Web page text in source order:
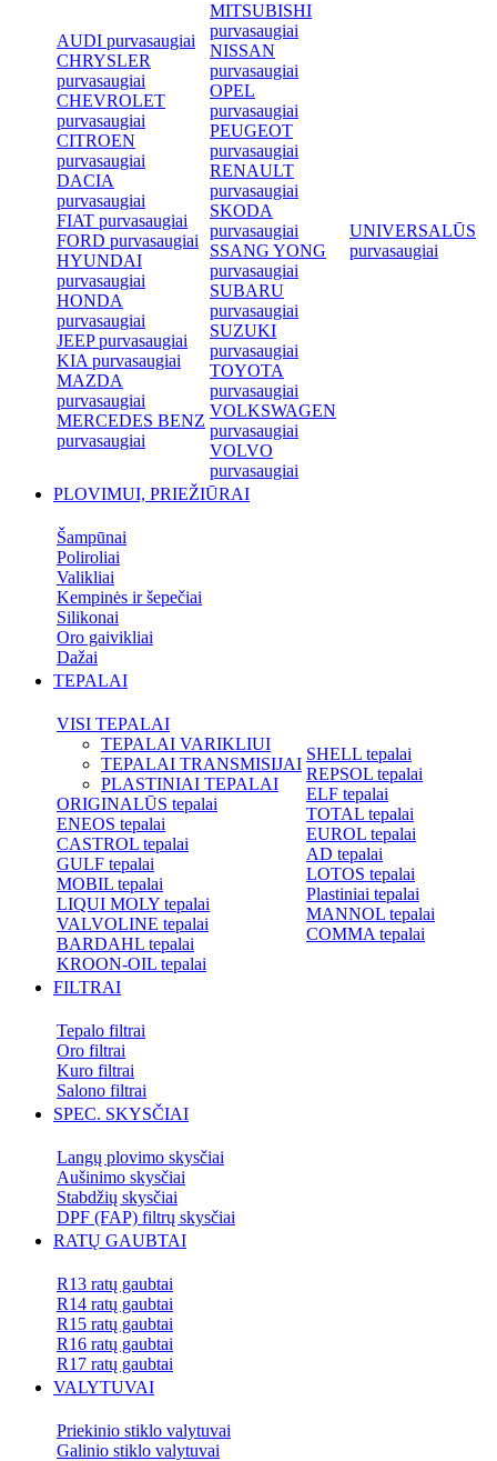
AUDI purvasaugiai
CHRYSLER
purvasaugiai
CHEVROLET
purvasaugiai
CITROEN
purvasaugiai
DACIA
purvasaugiai
FIAT purvasaugiai
FORD purvasaugiai
HYUNDAI
purvasaugiai
HONDA
purvasaugiai
JEEP purvasaugiai
KIA purvasaugiai
MAZDA
purvasaugiai
MERCEDES BENZ
purvasaugiai
MITSUBISHI
purvasaugiai
NISSAN
purvasaugiai
OPEL
purvasaugiai
PEUGEOT
purvasaugiai
RENAULT
purvasaugiai
SKODA
purvasaugiai
SSANG YONG
purvasaugiai
SUBARU
purvasaugiai
SUZUKI
purvasaugiai
TOYOTA
purvasaugiai
VOLKSWAGEN
purvasaugiai
VOLVO
purvasaugiai
UNIVERSALŪS
purvasaugiai
PLOVIMUI, PRIEŽIŪRAI
Šampūnai
Poliroliai
Valikliai
Kempinės ir šepečiai
Silikonai
Oro gaivikliai
Dažai
TEPALAI
VISI TEPALAI
TEPALAI VARIKLIUI
TEPALAI TRANSMISIJAI
PLASTINIAI TEPALAI
ORIGINALŪS tepalai
ENEOS tepalai
CASTROL tepalai
GULF tepalai
MOBIL tepalai
LIQUI MOLY tepalai
VALVOLINE tepalai
BARDAHL tepalai
KROON-OIL tepalai
SHELL tepalai
REPSOL tepalai
ELF tepalai
TOTAL tepalai
EUROL tepalai
AD tepalai
LOTOS tepalai
Plastiniai tepalai
MANNOL tepalai
COMMA tepalai
FILTRAI
Tepalo filtrai
Oro filtrai
Kuro filtrai
Salono filtrai
SPEC. SKYSČIAI
Langų plovimo skysčiai
Aušinimo skysčiai
Stabdžių skysčiai
DPF (FAP) filtrų skysčiai
RATŲ GAUBTAI
R13 ratų gaubtai
R14 ratų gaubtai
R15 ratų gaubtai
R16 ratų gaubtai
R17 ratų gaubtai
VALYTUVAI
Priekinio stiklo valytuvai
Galinio stiklo valytuvai